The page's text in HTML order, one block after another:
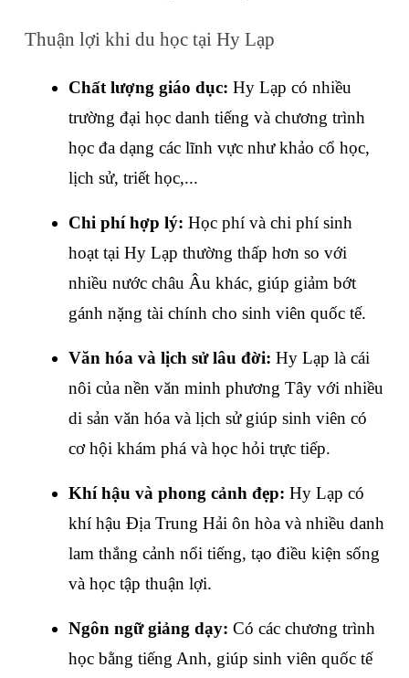
Thuận lợi khi du học tại Hy Lạp
Chất lượng giáo dục: Hy Lạp có nhiều
trường đại học danh tiếng và chương trình
học đa dạng các lĩnh vực như khảo cổ học,
lịch sử, triết học,...
Chi phí hợp lý: Học phí và chi phí sinh
hoạt tại Hy Lạp thường thấp hơn so với
nhiều nước châu Âu khác, giúp giảm bớt
gánh nặng tài chính cho sinh viên quốc tế.
Văn hóa và lịch sử lâu đời: Hy Lạp là cái
nôi của nền văn minh phương Tây với nhiều
di sản văn hóa và lịch sử giúp sinh viên có
cơ hội khám phá và học hỏi trực tiếp.
Khí hậu và phong cảnh đẹp: Hy Lạp có
khí hậu Địa Trung Hải ôn hòa và nhiều danh
lam thắng cảnh nổi tiếng, tạo điều kiện sống
và học tập thuận lợi.
Ngôn ngữ giảng dạy: Có các chương trình
học bằng tiếng Anh, giúp sinh viên quốc tế